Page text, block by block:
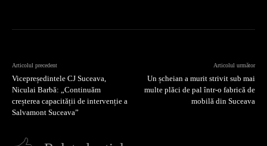
Articolul precedent
Vicepreședintele CJ Suceava,
Niculai Barbă: „Continuăm
creșterea capacității de intervenție a
Salvamont Suceava”
Articolul următor
Un șcheian a murit strivit sub mai
multe plăci de pal într-o fabrică de
mobilă din Suceava